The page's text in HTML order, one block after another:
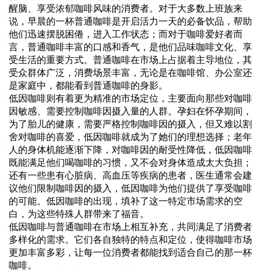
醒脑、享受浓郁咖啡风味的消费者。对于大多数上班族来
说，早晨的一杯普通咖啡是开启活力一天的必备饮品，帮助
他们迅速摆脱困倦，进入工作状态；而对于咖啡爱好者而
言，普通咖啡丰富的口感和香气，是他们品味咖啡文化、享
受生活的重要方式。普通咖啡在市场上占据着主导地位，其
受众群体广泛，消费场景丰富，无论是在咖啡馆、办公室还
是家庭中，都能看到普通咖啡的身影。
低因咖啡则有着更为精准的市场定位，主要面向那些对咖啡
因敏感、需要控制咖啡因摄入量的人群。孕妇在怀孕期间，
为了胎儿的健康，需要严格控制咖啡因的摄入，但又难以割
舍对咖啡的喜爱，低因咖啡就成为了她们的理想选择；老年
人的身体机能逐渐下降，对咖啡因的耐受性降低，低因咖啡
既能满足他们喝咖啡的习惯，又不会对身体造成太大负担；
还有一些患有心脏病、高血压等疾病的患者，医生通常会建
议他们限制咖啡因的摄入，低因咖啡为他们提供了享受咖啡
的可能。低因咖啡的出现，填补了这一特定市场需求的空
白，为这些特殊人群带来了福音。
低因咖啡与普通咖啡在市场上相互补充，共同满足了消费者
多样化的需求。它们各自独特的特点和定位，使得咖啡市场
更加丰富多彩，让每一位消费者都能找到适合自己的那一杯
咖啡。